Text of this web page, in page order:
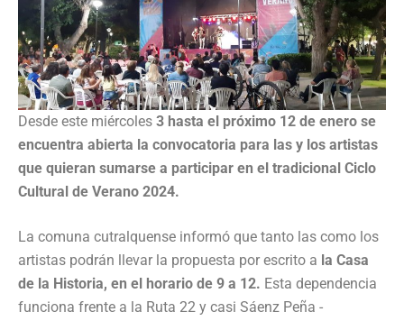
Desde este miércoles 3 hasta el próximo 12 de enero se
encuentra abierta la convocatoria para las y los artistas
que quieran sumarse a participar en el tradicional Ciclo
Cultural de Verano 2024.
La comuna cutralquense informó que tanto las como los
artistas podrán llevar la propuesta por escrito a la Casa
de la Historia, en el horario de 9 a 12. Esta dependencia
funciona frente a la Ruta 22 y casi Sáenz Peña -